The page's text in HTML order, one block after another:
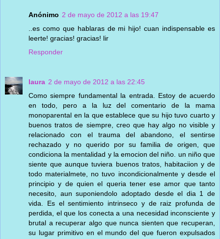
Anónimo 2 de mayo de 2012 a las 19:47
..es como que hablaras de mi hijo! cuan indispensable es
leerte! gracias! gracias! lir
Responder
laura 2 de mayo de 2012 a las 22:45
Como siempre fundamental la entrada. Estoy de acuerdo
en todo, pero a la luz del comentario de la mama
monoparental en la que establece que su hijo tuvo cuarto y
buenos tratos de siempre, creo que hay algo no visible y
relacionado con el trauma del abandono, el sentirse
rechazado y no querido por su familia de origen, que
condiciona la mentalidad y la emocion del niño. un niño que
siente que aunque tuviera buenos tratos, habitaciion y de
todo materialmete, no tuvo incondicionalmente y desde el
principio y de quien el queria tener ese amor que tanto
necesito, aun suponiendolo adoptado desde el dia 1 de
vida. Es el sentimiento intrinseco y de raiz profunda de
perdida, el que los conecta a una necesidad inconsciente y
brutal a recuperar algo que nunca sienten que recuperan,
su lugar primitivo en el mundo del que fueron expulsados